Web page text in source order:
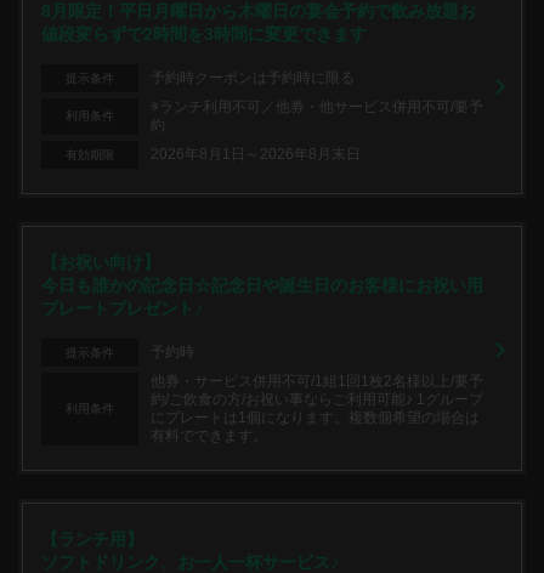
8月限定！平日月曜日から木曜日の宴会予約で飲み放題お
値段変らずで2時間を3時間に変更できます
提示条件 予約時クーポンは予約時に限る
利用条件
※ランチ利用不可／他券・他サービス併用不可/要予
約
有効期限 2026年8月1日～2026年8月末日
【お祝い向け】
今日も誰かの記念日☆記念日や誕生日のお客様にお祝い用
プレートプレゼント♪
提示条件 予約時
利用条件
他券・サービス併用不可/1組1回1枚2名様以上/要予
約/ご飲食の方/お祝い事ならご利用可能♪ 1グループ
にプレートは1個になります。複数個希望の場合は
有料でできます。
【ランチ用】
ソフトドリンク、お一人一杯サービス♪